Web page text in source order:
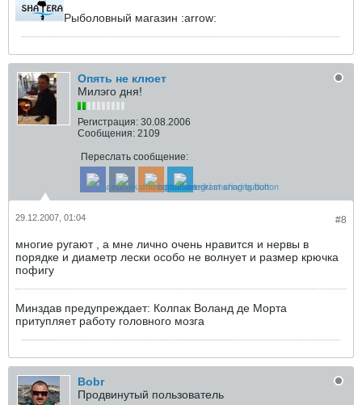
Рыболовный магазин :arrow:
Опять не клюет
Милэго дня!
Регистрация: 30.08.2006
Сообщения: 2109
Переслать сообщение:
#8
29.12.2007, 01:04
многие ругают , а мне лично очень нравится и нервы в
порядке и диаметр лески особо не волнует и размер крючка
пофигу
Минздав предупреждает: Колпак Воланд де Морта
притупляет работу головного мозга
Bobr
Продвинутый пользователь